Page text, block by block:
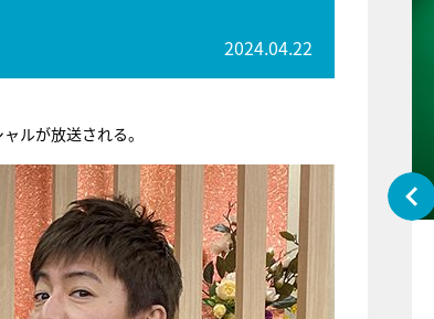
2024.04.22
ルが放送される。
『アイ＝ラブ！げーみんぐ』＝LOV
E齋藤樹愛羅＆佐々木舞香SPインタ
ビュー